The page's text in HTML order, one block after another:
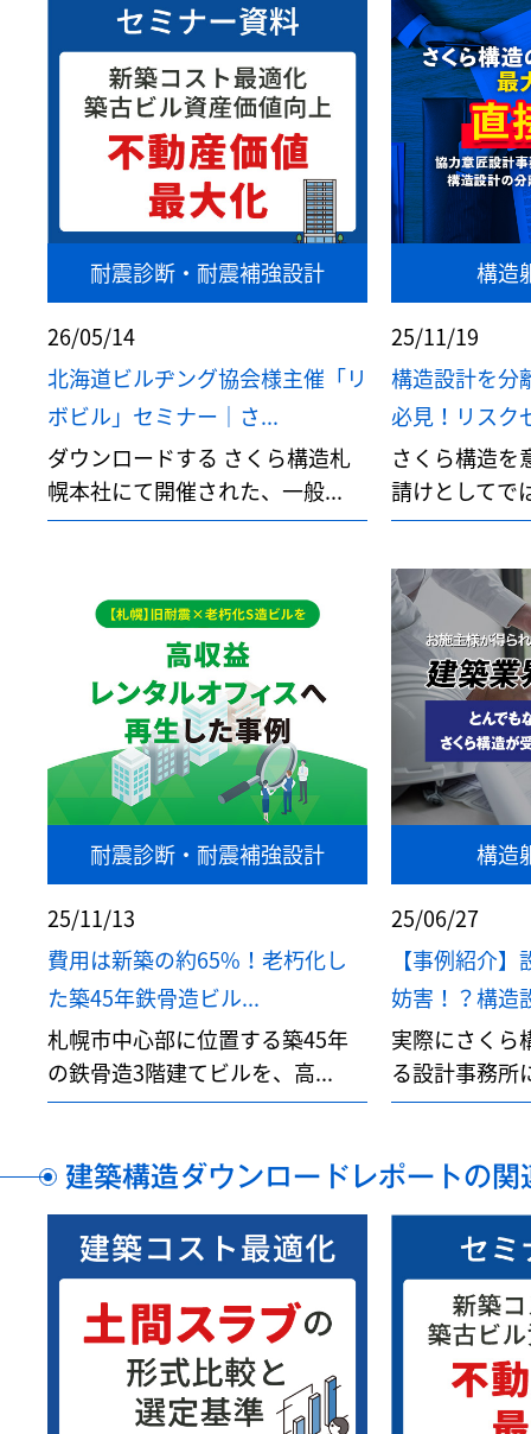
耐震診断・耐震補強設計
26/05/14
北海道ビルヂング協会様主催「リ
ボビル」セミナー｜さ...
ダウンロードする さくら構造札
幌本社にて開催された、一般...
構造
25/11/19
構造設計を分
必見！リスク
さくら構造を
請けとしてで
耐震診断・耐震補強設計
25/11/13
費用は新築の約65%！老朽化し
た築45年鉄骨造ビル...
札幌市中心部に位置する築45年
の鉄骨造3階建てビルを、高...
構造
25/06/27
【事例紹介
妨害！？構造
実際にさくら
る設計事務所
建築構造ダウンロードレポートの関